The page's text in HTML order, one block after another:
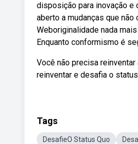
disposição para inovação e
aberto a mudanças que
Weboriginalidade nada
Enquanto conformismo é
Você não precisa
reinventar e desafia o
Tags
DesafieO Status Quo